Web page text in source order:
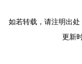
如若转载，请注明出
更新